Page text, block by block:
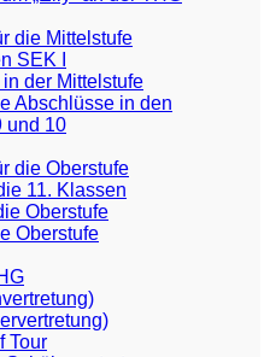
die Mittelstufe
SEK I
der Mittelstufe
Abschlüsse in den
und 10
die Oberstufe
11. Klassen
Oberstufe
Oberstufe
Tour